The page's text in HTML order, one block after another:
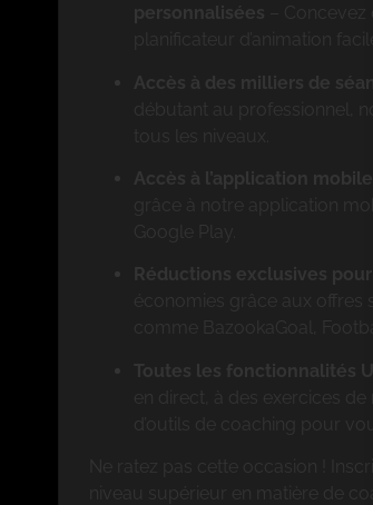
–
grâce à notre application
comme BazookaGoal,
Ne ratez pas cette occasion !
niveau supérieur en matière de